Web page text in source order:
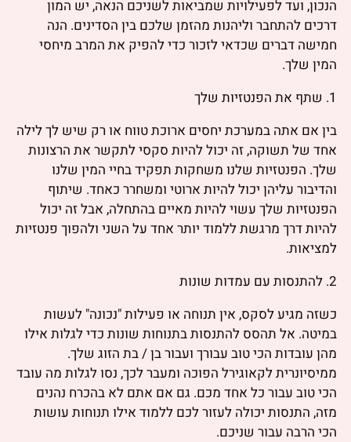
הנכון, ועד לפעילויות שמביאות לשניכם הנאה, יש המון
דרכים להתחבר וליהנות מהזמן שלכם בין הסדינים. הנה
חמישה דברים שכדאי לזכור כדי להפיק את המרב מיחסי
המין שלך.
1. שתף את הפנטזיות שלך
בין אם אתה במערכת יחסים ארוכת טווח או רק שיש לך לילה
אחד של תשוקה, זה יכול להיות סקסי לתקשר את הרצונות
שלך. הפנטזיות שלנו משחקות תפקיד בחיי המין שלנו
והדיבור עליהן יכול להיות ארוטי ומשחרר כאחד. שיתוף
הפנטזיות שלך עשוי להיות מאיים בהתחלה, אבל זה יכול
להיות דרך מרגשת ללמוד יותר אחד על השני ולהפוך פנטזיות
למציאות.
2. להתנסות עם עמדות שונות
כשזה מגיע לסקס, אין תנוחה או פעילות "נכונה" לעשות
במיטה. אל תהסס להתנסות בתנוחות שונות כדי לגלות אילו
מהן עובדות הכי טוב עבורך ועבור בן / בת הזוג שלך.
ממיסיונרית לקאוגירל הפוכה ומעבר לכך, נסו לגלות מה עובד
הכי טוב עבור כל אחד מכם. גם אם אתם לא בהכרח נהנים
מזה, התנסות יכולה לעזור לכם ללמוד אילו תנוחות עושות
הכי הרבה עבור שניכם.